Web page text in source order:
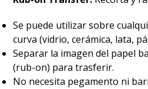
Se puede utilizar sobre
curva (vidrio, cerámica, lata,
Separar la imagen del papel
(rub-on) para trasferir.
No necesita pegamento ni